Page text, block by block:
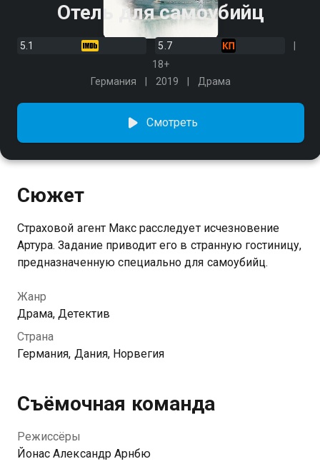
Отель для самоубийц
5.1
5.7
18+
Германия
2019 Драма
Смотреть
Сюжет
Страховой агент Макс расследует исчезновение
Артура. Задание приводит его в странную гостиницу,
предназначенную специально для самоубийц.
Жанр
Драма, Детектив
Страна
Германия, Дания, Норвегия
Съёмочная команда
Режиссёры
Йонас Александр Арнбю